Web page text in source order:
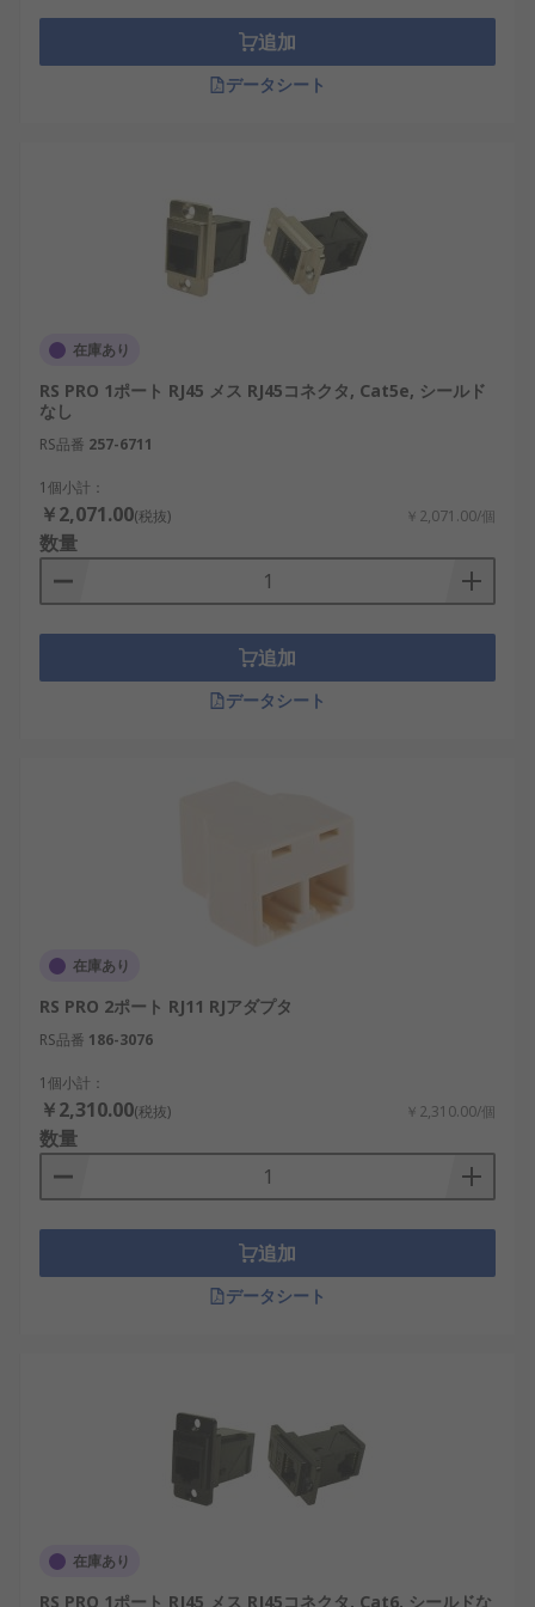
StarTech.com：カナダのメーカーで、PCおよ
びネットワーク周辺機器を幅広く展開してい
す。日本の産業や商業分野においても、その役割は
年々重要性を増しており、特に再生可能エネルギー
や半導体産業の発展に伴い需要が拡大しています。
適切なカプラを選択し活用することで、安定かつ効
イーサネットカプラ・LANカプラ
用RSコンポーネントのご紹介
世界的なサプライヤーとして認知されています。当
社は、日本の高い性能・信頼性基準を満たすLANカ
プラを提供しており、産業用途から革新的なプロジ
ェクトまで対応する幅広いイーサネットカプラ・
LANカプラを卸売価格で取り扱っています。おすす
め品や交換部品も低価格でご用意しています。配送
をご確認ください。
追加
データシート
在庫あり
RS PRO 1ポート RJ45 メス RJ45コネクタ, Cat5e, シールド
なし
RS品番 257-6711
1個小計：
￥2,071.00(税抜) ￥2,071.00/個
数量
追加
データシート
在庫あり
RS PRO 2ポート RJ11 RJアダプタ
RS品番 186-3076
1個小計：
￥2,310.00(税抜) ￥2,310.00/個
数量
追加
データシート
在庫あり
RS PRO 1ポート RJ45 メス RJ45コネクタ, Cat6, シールドな